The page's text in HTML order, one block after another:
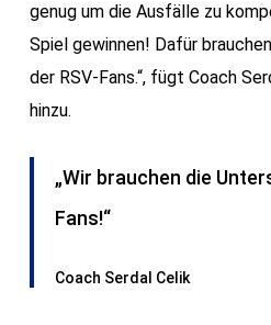
genug um die Ausfälle zu
Spiel gewinnen! Dafür
der RSV-Fans.“, fügt Coach
hinzu.
„Wir brauchen die
Fans!“
Coach Serdal Celik